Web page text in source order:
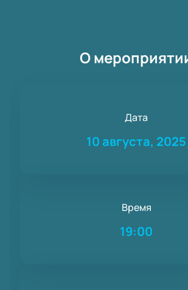
О
Дата
10 августа, 2025
Время
19:00